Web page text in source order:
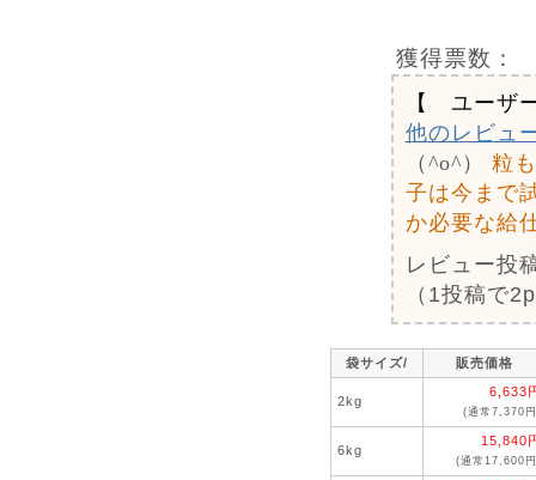
獲得票数：
【 ユーザ
他のレビュ
（^o^）
粒
子は今まで
か必要な給
レビュー投
（1投稿で
袋サイズ/ 販売価格
2kg
6,633
(通常7,370
6kg
15,840
(通常17,600